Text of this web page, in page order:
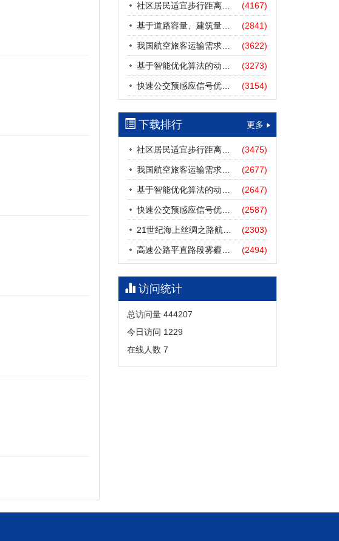
社区居民适宜步行距离阈值研究 (4167)
基于道路容量、建筑量、汽车保有量的拥堵指数敏感性分析 (2841)
我国航空旅客运输需求预测——基于计量经济学与系统动力学组合模型 (3622)
(3273)
快速公交预感应信号优先协调控制策略 (3154)
下载排行 更多
社区居民适宜步行距离阈值研究 (3475)
我国航空旅客运输需求预测——基于计量经济学与系统动力学组合模型 (2677)
(2647)
快速公交预感应信号优先协调控制策略 (2587)
(2303)
高速公路平直路段雾霾天气下的IDM跟驰模型分析 (2494)
访问统计
总访问量 444207
今日访问 1229
在线人数 7